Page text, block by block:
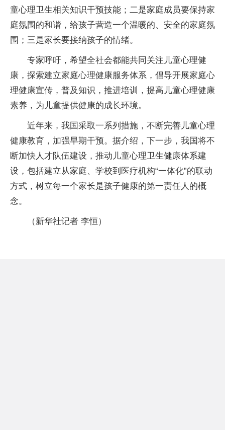
童心理卫生相关知识干预技能；二是家庭成员要保持家
庭氛围的和谐，给孩子营造一个温暖的、安全的家庭氛
围；三是家长要接纳孩子的情绪。
专家呼吁，希望全社会都能共同关注儿童心理健
康，探索建立家庭心理健康服务体系，倡导开展家庭心
理健康宣传，普及知识，推进培训，提高儿童心理健康
素养，为儿童提供健康的成长环境。
近年来，我国采取一系列措施，不断完善儿童心理
健康教育，加强早期干预。据介绍，下一步，我国将不
断加快人才队伍建设，推动儿童心理卫生健康体系建
设，包括建立从家庭、学校到医疗机构“一体化”的联动
方式，树立每一个家长是孩子健康的第一责任人的概
念。
（新华社记者 李恒）